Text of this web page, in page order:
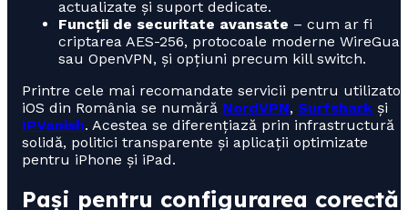
actualizate și suport dedicate.
Funcții de securitate avansate – cum ar fi
criptarea AES-256, protocoale moderne
sau OpenVPN, și opțiuni precum kill switch.
Printre cele mai recomandate servicii pentru
iOS din România se numără NordVPN, Surfshark și
IPVanish. Acestea se diferențiază prin infrastructură
solidă, politici transparente și aplicații optimizate
pentru iPhone și iPad.
Pași pentru configurarea corectă